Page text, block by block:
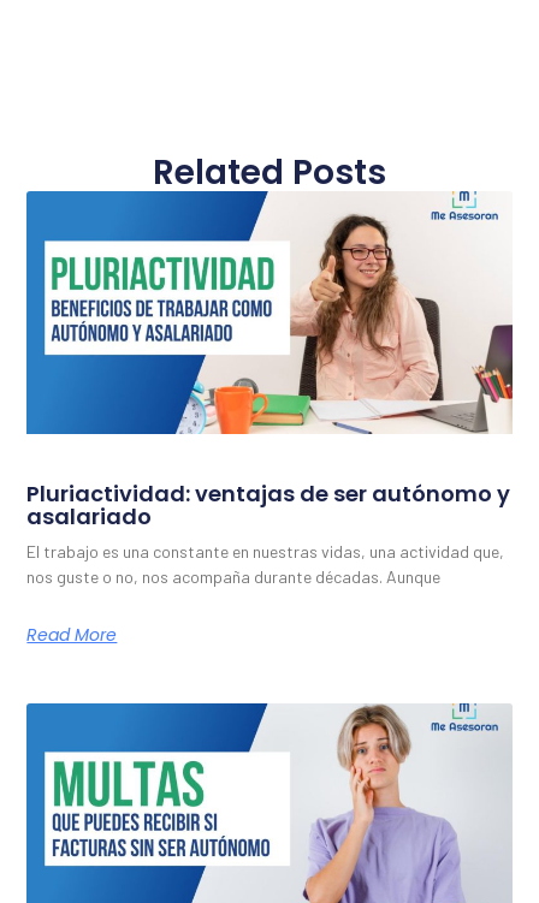
Related Posts
Pluriactividad: ventajas de ser autónomo y
asalariado
El trabajo es una constante en nuestras vidas, una actividad que,
nos guste o no, nos acompaña durante décadas. Aunque
Read More